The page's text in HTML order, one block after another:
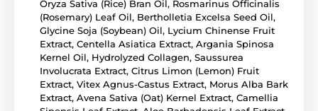
Oryza Sativa (Rice) Bran Oil, Rosmarinus Officinalis
(Rosemary) Leaf Oil, Bertholletia Excelsa Seed Oil,
Glycine Soja (Soybean) Oil, Lycium Chinense Fruit
Extract, Centella Asiatica Extract, Argania Spinosa
Kernel Oil, Hydrolyzed Collagen, Saussurea
Involucrata Extract, Citrus Limon (Lemon) Fruit
Extract, Vitex Agnus-Castus Extract, Morus Alba Bark
Extract, Avena Sativa (Oat) Kernel Extract, Camellia